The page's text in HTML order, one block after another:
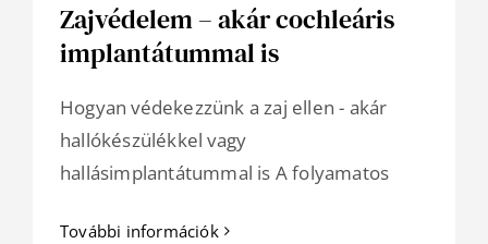
Zajvédelem – akár cochleáris
implantátummal is
Hogyan védekezzünk a zaj ellen - akár
hallókészülékkel vagy
hallásimplantátummal is A folyamatos
További információk